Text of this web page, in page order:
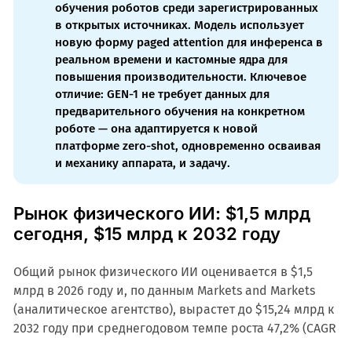
обучения роботов среди зарегистрированных
в открытых источниках. Модель использует
новую форму paged attention для инференса в
реальном времени и кастомные ядра для
повышения производительности. Ключевое
отличие: GEN-1 не требует данных для
предварительного обучения на конкретном
роботе — она адаптируется к новой
платформе zero-shot, одновременно осваивая
и механику аппарата, и задачу.
Рынок физического ИИ: $1,5 млрд
сегодня, $15 млрд к 2032 году
Общий рынок физического ИИ оценивается в $1,5
млрд в 2026 году и, по данным Markets and Markets
(аналитическое агентство), вырастет до $15,24 млрд к
2032 году при среднегодовом темпе роста 47,2% (CAGR